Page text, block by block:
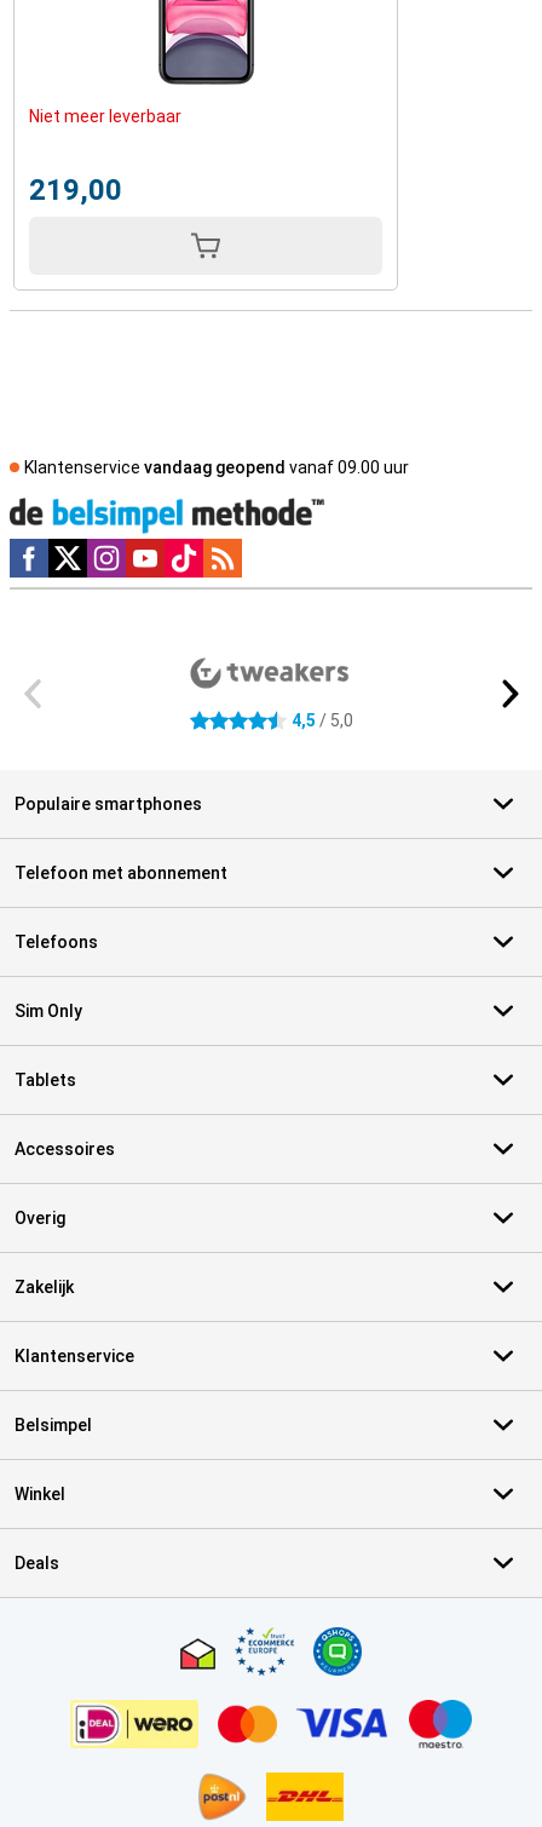
Niet meer leverbaar
219,00
Klantenservice vandaag geopend vanaf 09.00 uur
Social media
4.5 sterren 4,5 / 5,0
Populaire smartphones
Telefoon met abonnement
Telefoons
Sim Only
Tablets
Accessoires
Overig
Zakelijk
Klantenservice
Belsimpel
Winkel
Deals